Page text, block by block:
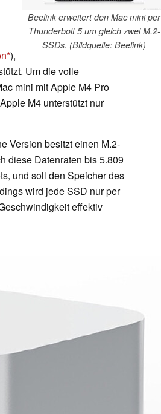
Beelink erweitert den Mac mini per
Thunderbolt 5 um gleich zwei M.2-
SSDs. (Bildquelle: Beelink)
),
Um die volle
mini mit Apple M4 Pro
M4 unterstützt nur
Version besitzt einen M.2-
diese Datenraten bis 5.809
und soll den Speicher des
wird jede SSD nur per
effektiv